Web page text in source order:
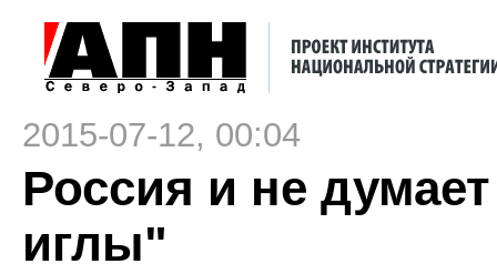
2015-07-12, 00:04
Россия и не
иглы"